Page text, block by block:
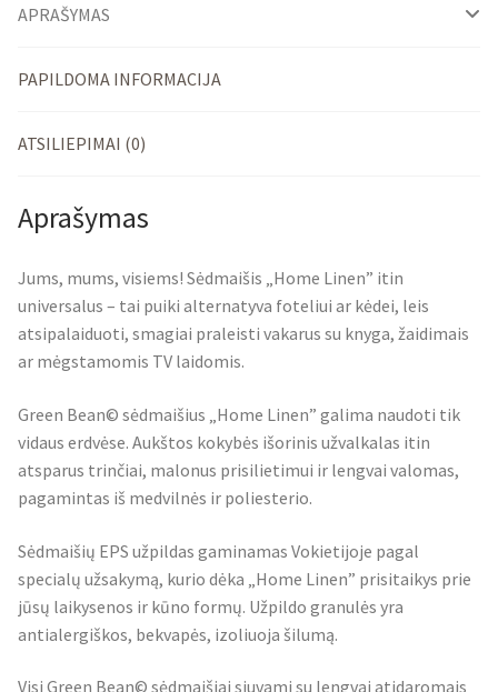
APRAŠYMAS
PAPILDOMA INFORMACIJA
ATSILIEPIMAI (0)
Aprašymas
Jums, mums, visiems! Sėdmaišis „Home Linen” itin
universalus – tai puiki alternatyva foteliui ar kėdei, leis
atsipalaiduoti, smagiai praleisti vakarus su knyga, žaidimais
ar mėgstamomis TV laidomis.
Green Bean© sėdmaišius „Home Linen” galima naudoti tik
vidaus erdvėse. Aukštos kokybės išorinis užvalkalas itin
atsparus trinčiai, malonus prisilietimui ir lengvai valomas,
pagamintas iš medvilnės ir poliesterio.
Sėdmaišių EPS užpildas gaminamas Vokietijoje pagal
specialų užsakymą, kurio dėka „Home Linen” prisitaikys prie
jūsų laikysenos ir kūno formų. Užpildo granulės yra
antialergiškos, bekvapės, izoliuoja šilumą.
Visi Green Bean© sėdmaišiai siuvami su lengvai atidaromais